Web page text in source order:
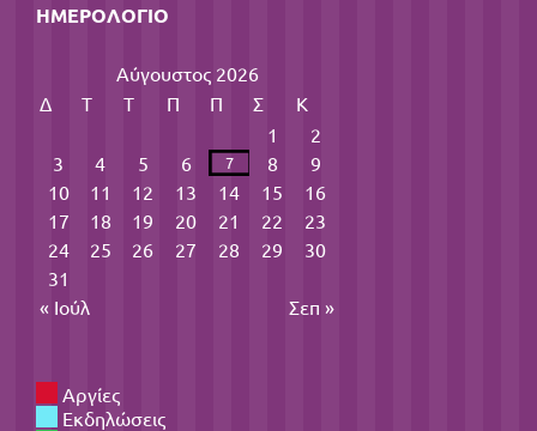
ΗΜΕΡΟΛΌΓΙΟ
Αύγουστος 2026
Δ
Τ Τ Π Π Σ
Κ
1
2
3
4 5 6 7 8
9
10
11 12 13 14 15
16
17
18 19 20 21 22
23
24
25 26 27 28 29
30
31
« Ιούλ
Σεπ »
Αργίες
Εκδηλώσεις